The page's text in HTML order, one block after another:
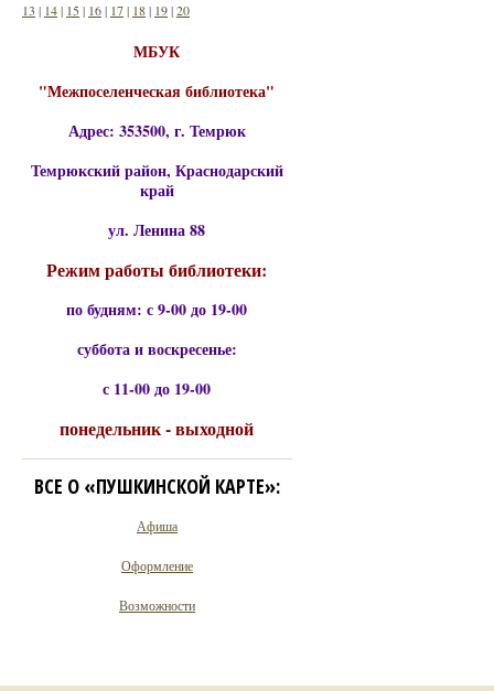
13 | 14| 15| 16| 17| 18| 19|20
МБУК
"Межпоселенческая библиотека"
Адрес: 353500, г. Темрюк
Темрюкский район, Краснодарский
край
ул. Ленина 88
Режим работы библиотеки:
по будням: с 9-00 до 19-00
суббота и воскресенье:
с 11-00 до 19-00
понедельник - выходной
ВСЕ О «ПУШКИНСКОЙ КАРТЕ»:
Афиша
Оформление
Возможности